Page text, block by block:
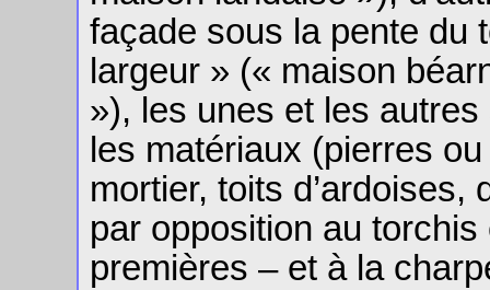
façade sous la pente du
largeur » (« maison
»), les unes et les
les matériaux (pierres
mortier, toits
par opposition au
premières – et à la